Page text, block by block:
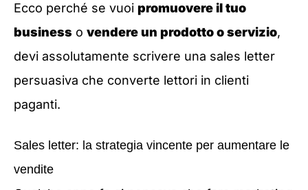
Ecco perché se vuoi promuovere il tuo
business o vendere un prodotto o servizio,
devi assolutamente scrivere una sales letter
persuasiva che converte lettori in clienti
paganti.
Sales letter: la strategia vincente per aumentare le
vendite